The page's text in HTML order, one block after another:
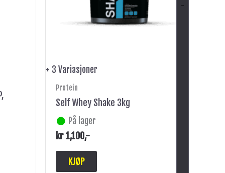
-
+ 3 Variasjoner
Protein
Self Whey Shake 3kg
På lager
kr1,100,-
KJØP
kan
velges